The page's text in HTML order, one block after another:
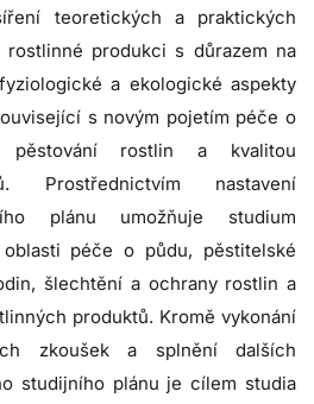
teoretických a praktických
produkci s důrazem na
a ekologické aspekty
s novým pojetím péče o
pěstování rostlin a kvalitou
Prostřednictvím nastavení
plánu umožňuje studium
péče o půdu, pěstitelské
šlechtění a ochrany rostlin a
produktů. Kromě vykonání
zkoušek a splnění dalších
studijního plánu je cílem studia